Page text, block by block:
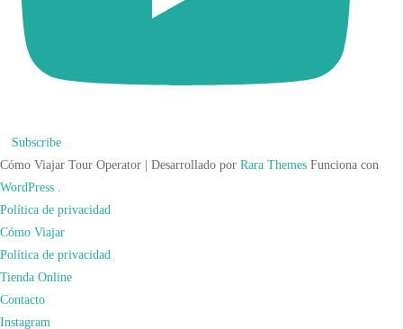
Subscribe
Cómo Viajar Tour Operator | Desarrollado por Rara Themes Funciona con
WordPress
Política de privacidad
Cómo Viajar
Política de privacidad
Tienda Online
Contacto
Instagram